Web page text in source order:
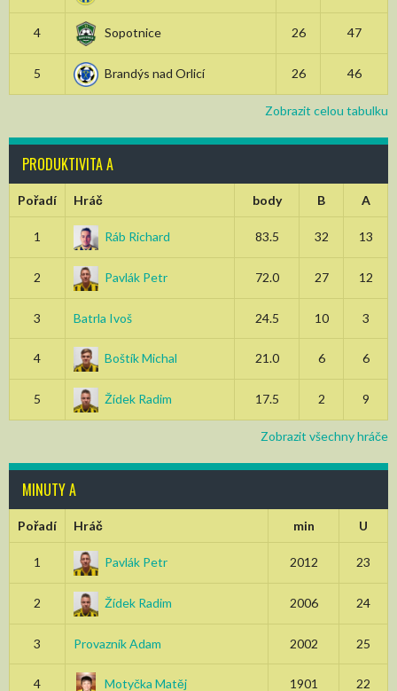
4 Sopotnice 26 47
5 Brandýs nad Orlicí 26 46
Zobrazit celou tabulku
PRODUKTIVITA A
Pořadí Hráč body B A
1 Ráb Richard 83.5 32 13
2 Pavlák Petr 72.0 27 12
3 Batrla Ivoš 24.5 10 3
4 Boštík Michal 21.0 6 6
5 Žídek Radim 17.5 2 9
Zobrazit všechny hráče
MINUTY A
Pořadí Hráč min U
1 Pavlák Petr 2012 23
2 Žídek Radim 2006 24
3 Provazník Adam 2002 25
4 Motyčka Matěj 1901 22